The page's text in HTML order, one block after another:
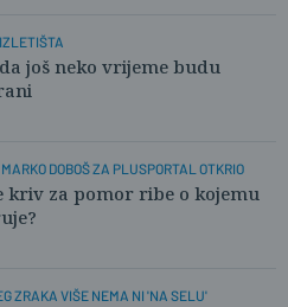
još neko vrijeme budu
MARKO DOBOŠ ZA PLUSPORTAL OTKRIO
kriv za pomor ribe o kojemu
ZRAKA VIŠE NEMA NI 'NA SELU'